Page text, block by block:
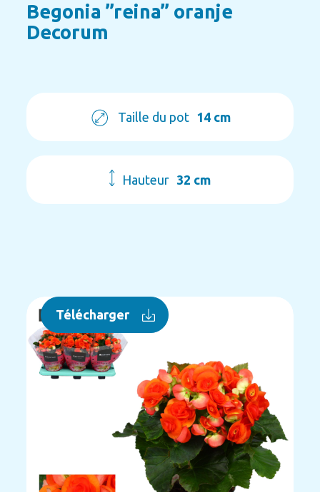
Begonia ”reina” oranje
Decorum
Taille du pot 14 cm
Hauteur 32 cm
Télécharger